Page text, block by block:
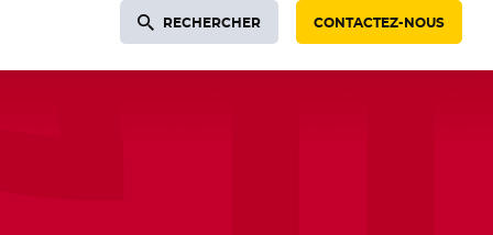
RECHERCHER CONTACTEZ-NOUS